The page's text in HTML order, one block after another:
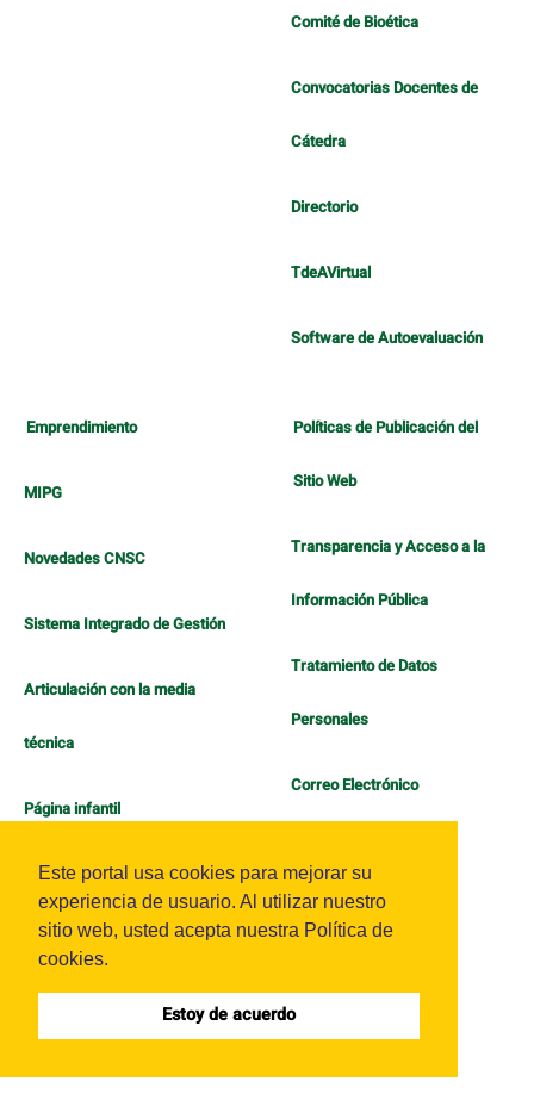
Este portal usa cookies para mejorar su
experiencia de usuario. Al utilizar nuestro
sitio web, usted acepta nuestra Política de
cookies.
Estoy de acuerdo
Comité de Bioética
Convocatorias Docentes de
Cátedra
Directorio
TdeAVirtual
Software de Autoevaluación
Emprendimiento
MIPG
Novedades CNSC
Sistema Integrado de Gestión
Articulación con la media
técnica
Página infantil
Políticas de Publicación del
Sitio Web
Transparencia y Acceso a la
Información Pública
Tratamiento de Datos
Personales
Correo Electrónico